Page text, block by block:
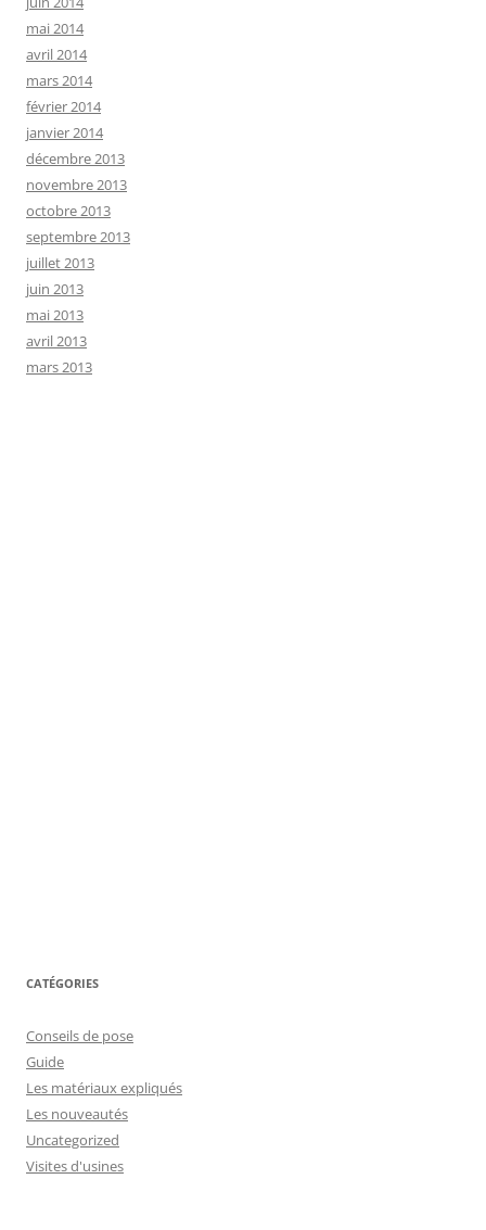
mai 2014
avril 2014
mars 2014
février 2014
janvier 2014
décembre 2013
novembre 2013
octobre 2013
septembre 2013
juillet 2013
juin 2013
mai 2013
avril 2013
mars 2013
CATÉGORIES
Conseils de pose
Guide
Les matériaux expliqués
Les nouveautés
Uncategorized
Visites d'usines